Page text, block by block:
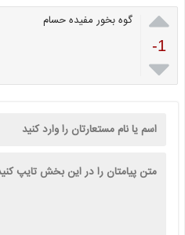

-1

گوه بخور مفیده حسام